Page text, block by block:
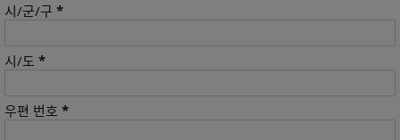
시/군/구 *
시/도 *
우편 번호 *